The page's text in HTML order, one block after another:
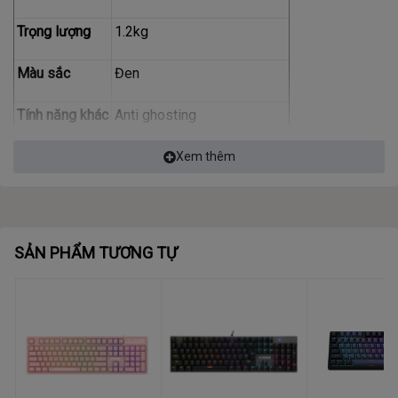
Trọng lượng 1.2kg
Màu sắc Đen
Tính năng khác Anti ghosting
KeypullerXem thêm
SẢN PHẨM TƯƠNG TỰ